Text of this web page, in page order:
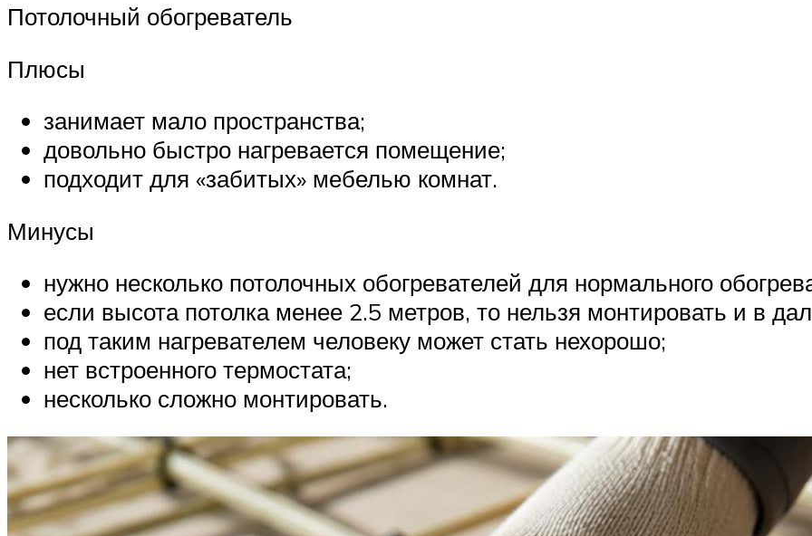
Потолочный обогреватель
Плюсы
занимает мало пространства;
довольно быстро нагревается помещение;
подходит для «забитых» мебелью комнат.
Минусы
нужно несколько потолочных обогревателей для нормального
если высота потолка менее 2.5 метров, то нельзя монтировать и в
под таким нагревателем человеку может стать нехорошо;
нет встроенного термостата;
несколько сложно монтировать.